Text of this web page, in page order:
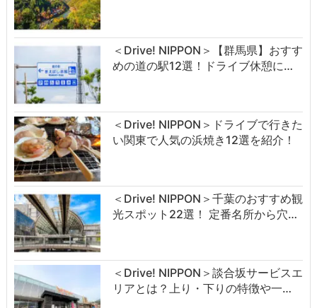
＜Drive! NIPPON＞【群馬県】おすす
めの道の駅12選！ドライブ休憩に…
＜Drive! NIPPON＞ドライブで行きた
い関東で人気の浜焼き12選を紹介！
＜Drive! NIPPON＞千葉のおすすめ観
光スポット22選！ 定番名所から穴…
＜Drive! NIPPON＞談合坂サービスエ
リアとは？上り・下りの特徴や一…